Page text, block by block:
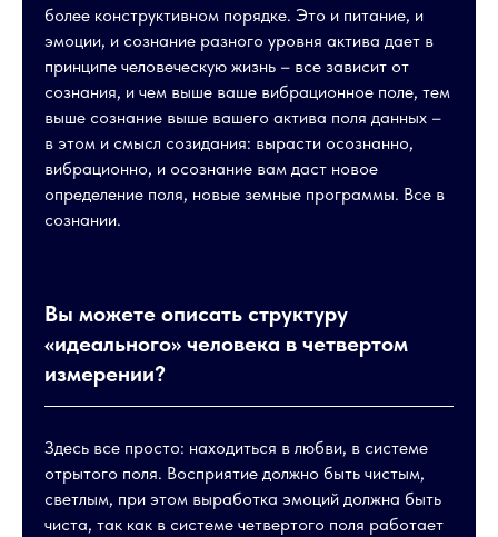
более конструктивном порядке. Это и питание, и
эмоции, и сознание разного уровня актива дает в
принципе человеческую жизнь – все зависит от
сознания, и чем выше ваше вибрационное поле, тем
выше сознание выше вашего актива поля данных –
в этом и смысл созидания: вырасти осознанно,
вибрационно, и осознание вам даст новое
определение поля, новые земные программы. Все в
сознании.
Вы можете описать структуру
«идеального» человека в четвертом
измерении?
Здесь все просто: находиться в любви, в системе
отрытого поля. Восприятие должно быть чистым,
светлым, при этом выработка эмоций должна быть
чиста, так как в системе четвертого поля работает